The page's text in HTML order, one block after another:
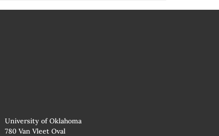
University of Oklahoma
780 Van Vleet Oval